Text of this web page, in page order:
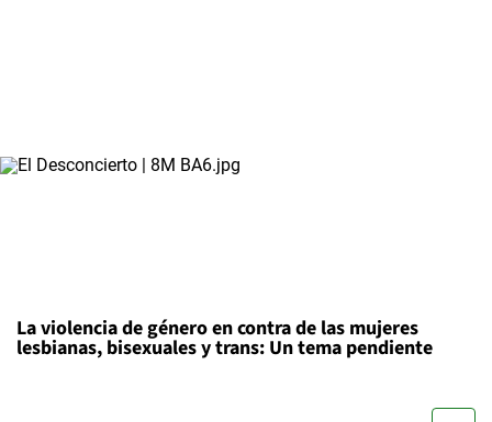
La violencia de género en contra de las mujeres
lesbianas, bisexuales y trans: Un tema pendiente